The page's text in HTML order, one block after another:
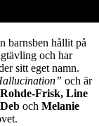
barnsben hållit på
och har
sitt eget namn.
och är
Frisk, Line
och Melanie